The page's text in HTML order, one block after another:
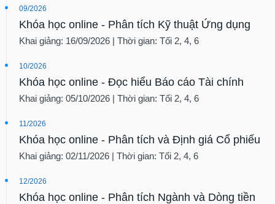
09/2026
Khóa học online - Phân tích Kỹ thuật Ứng dụng
Khai giảng: 16/09/2026 | Thời gian: Tối 2, 4, 6
10/2026
Khóa học online - Đọc hiểu Báo cáo Tài chính
Khai giảng: 05/10/2026 | Thời gian: Tối 2, 4, 6
11/2026
Khóa học online - Phân tích và Định giá Cổ phiếu
Khai giảng: 02/11/2026 | Thời gian: Tối 2, 4, 6
12/2026
Khóa học online - Phân tích Ngành và Dòng tiền